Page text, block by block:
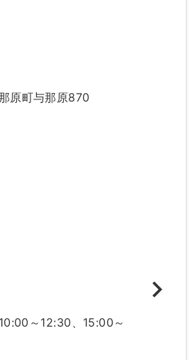
原町与那原870
～12:30、15:00～